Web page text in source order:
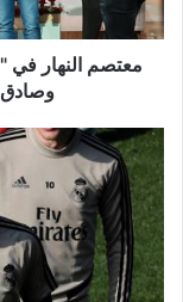
لا
تؤثر
يصفه
بنجم
المستقبل
معتصم النهار في
وصادق
أخيراً
وبعد
طول
غياب..
هازارد
جاهز
للعب